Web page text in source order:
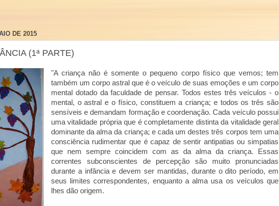
DE 2015
(1ª PARTE)
"A criança não é somente o pequeno corpo físico que vemos; tem
também um corpo astral que é o veículo de suas emoções e um corpo
mental dotado da faculdade de pensar. Todos estes três veículos - o
mental, o astral e o físico, constituem a criança; e todos os três são
sensíveis e demandam formação e coordenação. Cada veículo possui
uma vitalidade própria que é completamente distinta da vitalidade geral
dominante da alma da criança; e cada um destes três corpos tem uma
consciência rudimentar que é capaz de sentir antipatias ou simpatias
que nem sempre coincidem com as da alma da criança. Essas
correntes subconscientes de percepção são muito pronunciadas
durante a infância e devem ser mantidas, durante o dito período, em
seus limites correspondentes, enquanto a alma usa os veículos que
lhes dão origem.